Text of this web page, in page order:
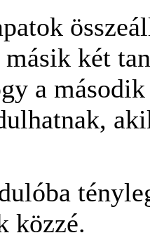
két
a
közzé.